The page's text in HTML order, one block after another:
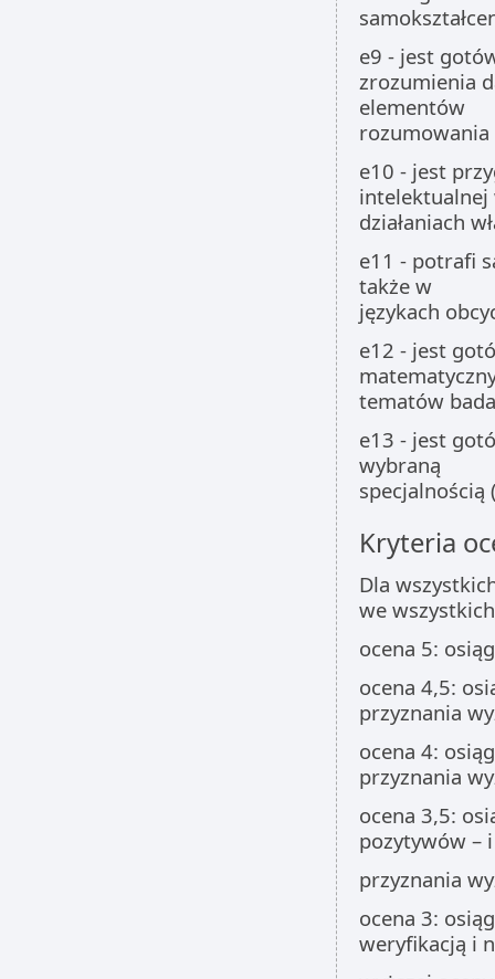
e9 - jest
zrozumienia
elementów
rozumowania
e10 - jest
intelektualnej
działaniach
e11 - potrafi
także w
językach
e12 - jest
tematów
e13 - jest
wybraną
specjalnością
Kryteria
Dla
we
ocena 5:
ocena 4,5:
przyznania
ocena 4:
przyznania
ocena 3,5:
pozytywów –
przyznania
ocena 3:
weryfikacją i